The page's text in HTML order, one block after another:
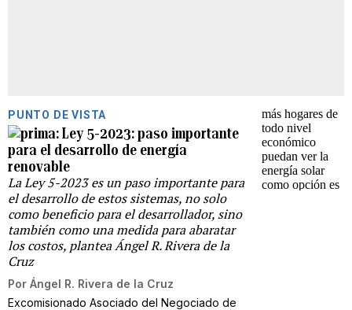
PUNTO DE VISTA
Ley 5-2023: paso importante
para el desarrollo de energía
renovable
La Ley 5-2023 es un paso importante para
el desarrollo de estos sistemas, no solo
como beneficio para el desarrollador, sino
también como una medida para abaratar
los costos, plantea Ángel R. Rivera de la
Cruz
Por Ángel R. Rivera de la Cruz
Excomisionado Asociado del Negociado de